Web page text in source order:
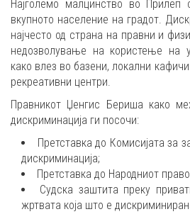
Најголемо малцинство во
вкупното население на градот.
најчесто од страна на правни и
недозволување на користење на
како влез во базени, локални
рекреативни центри.
Правникот Џенгис Бериша како
дискриминација ги посочи:
Претставка до Комисијата за
дискриминација;
Претставка до Народниот
Судска заштита преку
жртвата која што е